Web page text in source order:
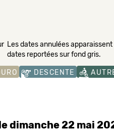
Les dates annulées apparaissent
dates reportées sur fond gris.
DESCENTE
dimanche 22 mai